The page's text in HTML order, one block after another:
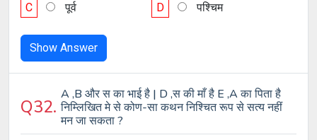
C
पूर्व D पश्चिम
Show Answer
Q32.
A ,B और स का भाई है | D ,स की माँ है E ,A का पिता है
निम्लिखित मे से कोण-सा कथन निश्चित रूप से सत्य नहीं
मन जा सकता ?